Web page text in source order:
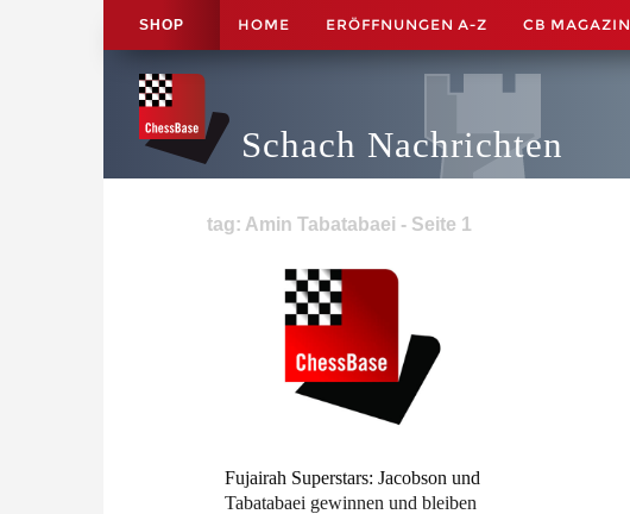
SHOP HOME ERÖFFNUNGEN A-Z CB MAGAZIN
Schach Nachrichten
tag: Amin Tabatabaei - Seite 1
Fujairah Superstars: Jacobson und
Tabatabaei gewinnen und bleiben